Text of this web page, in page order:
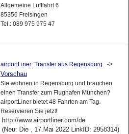
Allgemeine Luftfahrt 6
85356 Freisingen
Tel.: 089 975 975 47
airportLiner: Transfer aus Regensburg
->
Vorschau
Sie wohnen in Regensburg und brauchen
einen Transfer zum Flughafen München?
airportLiner bietet 48 Fahrten am Tag.
Reservieren Sie jetzt!
http://www.airportliner.com/de
(Neu: Die , 17.Mai 2022 LinkID: 2958314)